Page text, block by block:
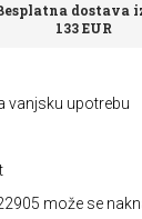
dostava
133 EUR
vanjsku upotrebu
može se